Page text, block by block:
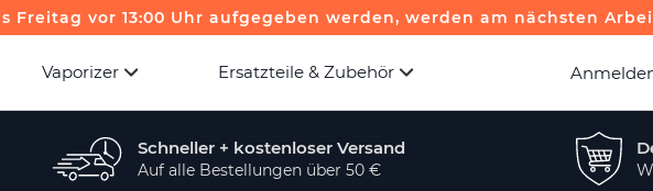
Freitag vor 13:00 Uhr aufgegeben werden, werden am nächsten
Vaporizer Ersatzteile & Zubehör
Schneller + kostenloser Versand
Auf alle Bestellungen über 50 €